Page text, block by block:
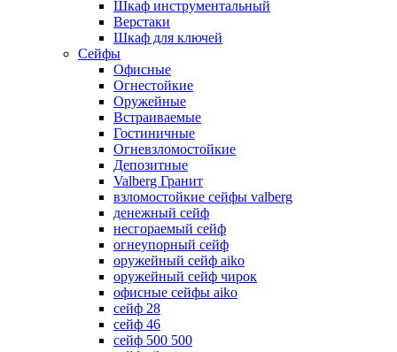
Шкаф инструментальный
Верстаки
Шкаф для ключей
Сейфы
Офисные
Огнестойкие
Оружейные
Встраиваемые
Гостиничные
Огневзломостойкие
Депозитные
Valberg Гранит
взломостойкие сейфы valberg
денежный сейф
несгораемый сейф
огнеупорный сейф
оружейный сейф aiko
оружейный сейф чирок
офисные сейфы aiko
сейф 28
сейф 46
сейф 500 500